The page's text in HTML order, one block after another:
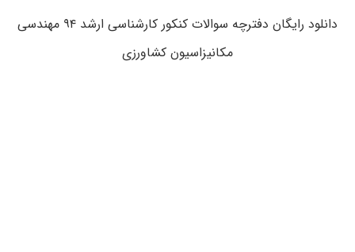
دانلود رایگان دفترچه سوالات کنکور کارشناسی ارشد ۹۴ مهندسی
مکانیزاسیون کشاورزی